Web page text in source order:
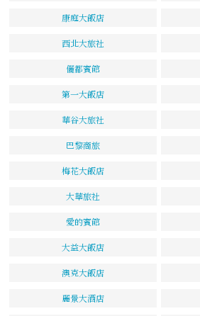
康庭大飯店
西北大旅社
儷都賓館
第一大飯店
華谷大旅社
巴黎商旅
梅花大飯店
大華旅社
愛的賓館
大益大飯店
澳克大飯店
麗景大酒店